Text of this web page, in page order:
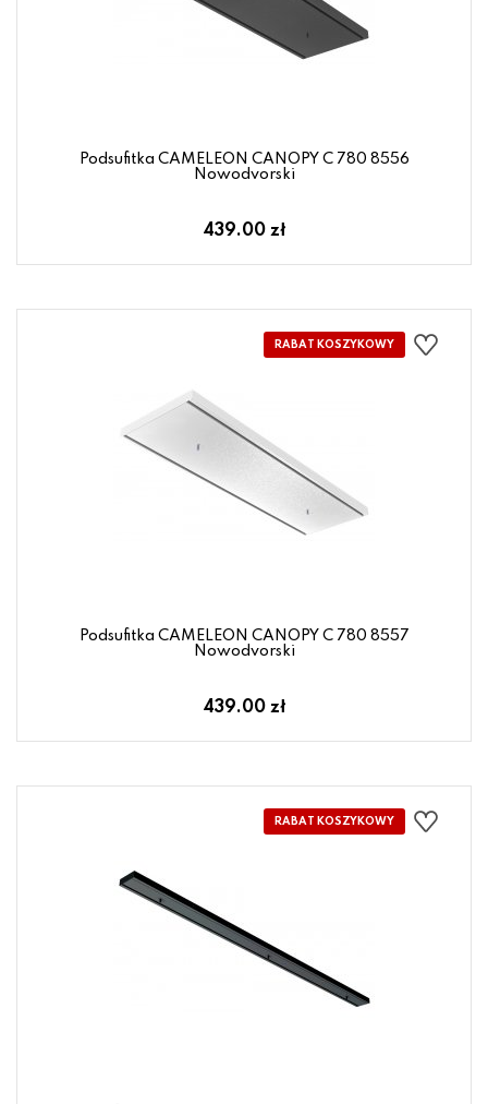
Podsufitka CAMELEON CANOPY C 780 8556
Nowodvorski
439.00 zł
Podsufitka CAMELEON CANOPY C 780 8557
Nowodvorski
439.00 zł